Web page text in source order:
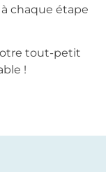
chaque étape
tout-petit
!